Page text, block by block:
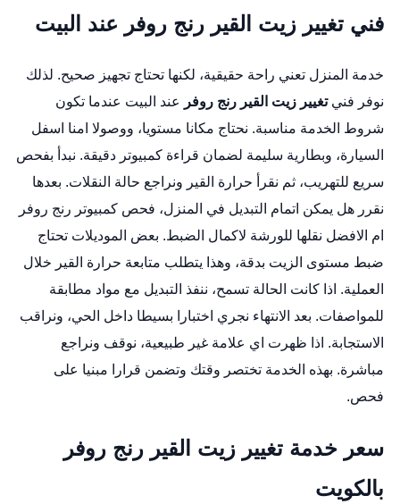
فني تغيير زيت القير رنج روفر عند البيت
خدمة المنزل تعني راحة حقيقية، لكنها تحتاج تجهيز صحيح. لذلك
نوفر فنيتغيير زيت القير رنج روفر
عند البيت عندما تكون
شروط الخدمة مناسبة. نحتاج مكانا مستويا، ووصولا امنا اسفل
السيارة، وبطارية سليمة لضمان قراءة كمبيوتر دقيقة. نبدأ بفحص
سريع للتهريب، ثم نقرأ حرارة القير ونراجع حالة النقلات. بعدها
نقرر هل يمكن اتمام التبديل في المنزل، فحص كمبيوتر رنج روفر
ام الافضل نقلها للورشة لاكمال الضبط. بعض الموديلات تحتاج
ضبط مستوى الزيت بدقة، وهذا يتطلب متابعة حرارة القير خلال
العملية. اذا كانت الحالة تسمح، ننفذ التبديل مع مواد مطابقة
للمواصفات. بعد الانتهاء نجري اختبارا بسيطا داخل الحي، ونراقب
الاستجابة. اذا ظهرت اي علامة غير طبيعية، نوقف ونراجع
مباشرة. بهذه الخدمة تختصر وقتك وتضمن قرارا مبنيا على
فحص.
سعر خدمة تغيير زيت القير رنج روفر
بالكويت